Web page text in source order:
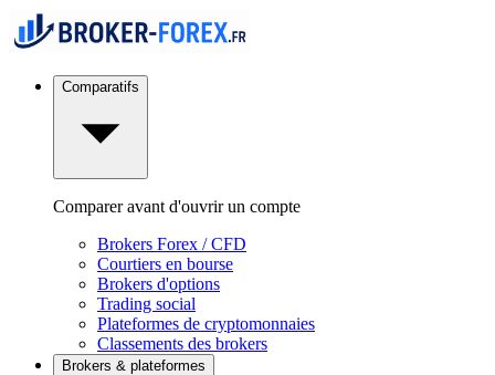
Comparatifs
Comparer avant d'ouvrir un compte
Brokers Forex / CFD
Courtiers en bourse
Brokers d'options
Trading social
Plateformes de cryptomonnaies
Classements des brokers
Brokers & plateformes